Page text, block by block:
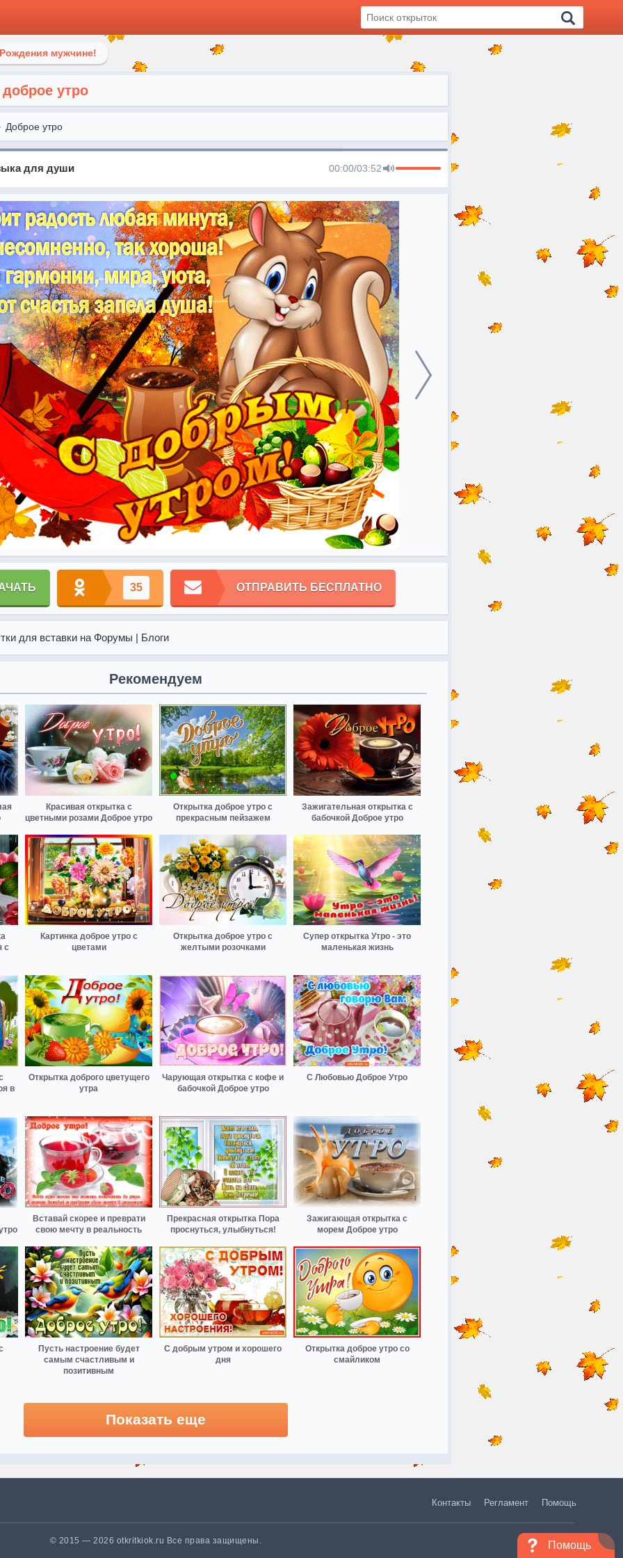
мужчине!
утро
Доброе утро
для души 00:00/03:52
35 ОТПРАВИТЬ БЕСПЛАТНО
для вставки на Форумы | Блоги
Рекомендуем
Красивая открытка с
цветными розами Доброе утро
Открытка доброе утро с
прекрасным пейзажем
Зажигательная открытка с
бабочкой Доброе утро
с
Картинка доброе утро с
цветами
Открытка доброе утро с
желтыми розочками
Супер открытка Утро - это
маленькая жизнь
в
Открытка доброго цветущего
утра
Чарующая открытка с кофе и
бабочкой Доброе утро
С Любовью Доброе Утро
Вставай скорее и преврати
свою мечту в реальность
Прекрасная открытка Пора
проснуться, улыбнуться!
Зажигающая открытка с
морем Доброе утро
Пусть настроение будет
самым счастливым и
позитивным
С добрым утром и хорошего
дня
Открытка доброе утро со
смайликом
Показать еще
Помощь
Контакты Регламент Помощь
© 2015 — 2026 otkritkiok.ru Все права защищены.